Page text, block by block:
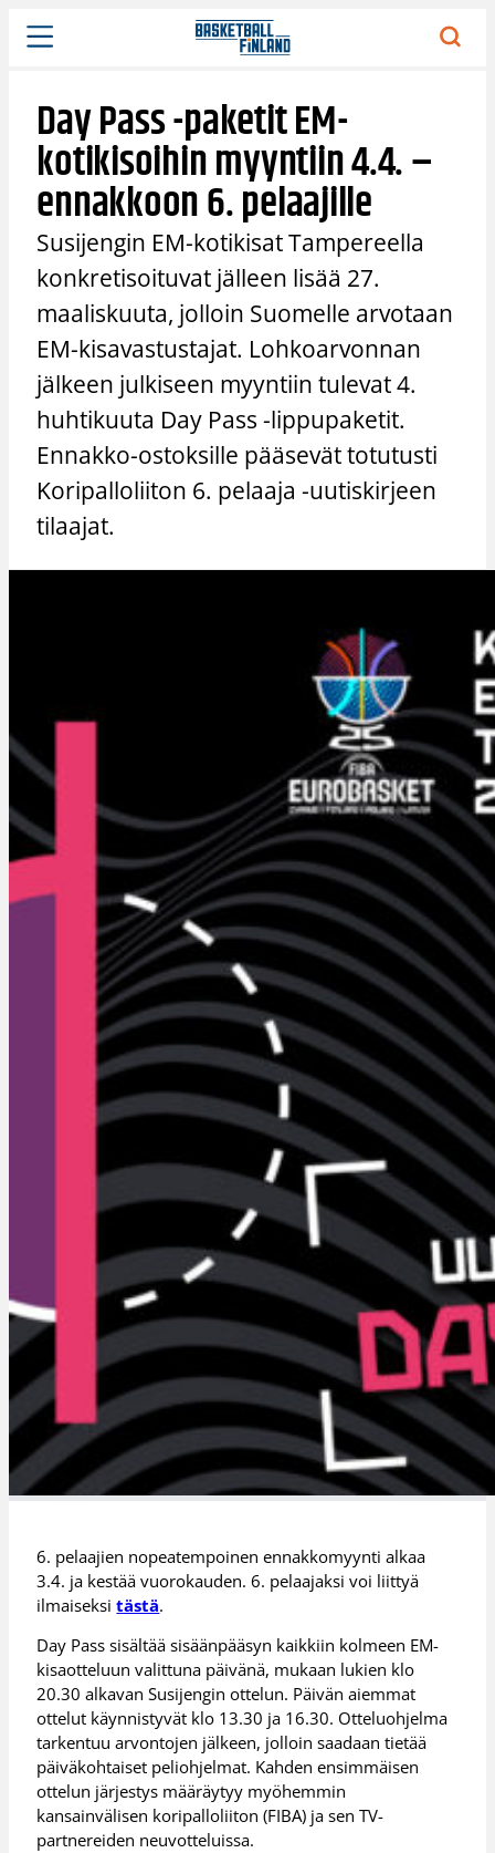
Siirry
sisältöön
Day Pass -paketit EM-
kotikisoihin myyntiin 4.4. –
ennakkoon 6. pelaajille
Susijengin EM-kotikisat Tampereella
konkretisoituvat jälleen lisää 27.
maaliskuuta, jolloin Suomelle arvotaan
EM-kisavastustajat. Lohkoarvonnan
jälkeen julkiseen myyntiin tulevat 4.
huhtikuuta Day Pass -lippupaketit.
Ennakko-ostoksille pääsevät totutusti
Koripalloliiton 6. pelaaja -uutiskirjeen
tilaajat.
6. pelaajien nopeatempoinen ennakkomyynti alkaa
3.4. ja kestää vuorokauden. 6. pelaajaksi voi liittyä
ilmaiseksitästä.
Day Pass sisältää sisäänpääsyn kaikkiin kolmeen EM-
kisaotteluun valittuna päivänä, mukaan lukien klo
20.30 alkavan Susijengin ottelun. Päivän aiemmat
ottelut käynnistyvät klo 13.30 ja 16.30. Otteluohjelma
tarkentuu arvontojen jälkeen, jolloin saadaan tietää
päiväkohtaiset peliohjelmat. Kahden ensimmäisen
ottelun järjestys määräytyy myöhemmin
kansainvälisen koripalloliiton (FIBA) ja sen TV-
partnereiden neuvotteluissa.